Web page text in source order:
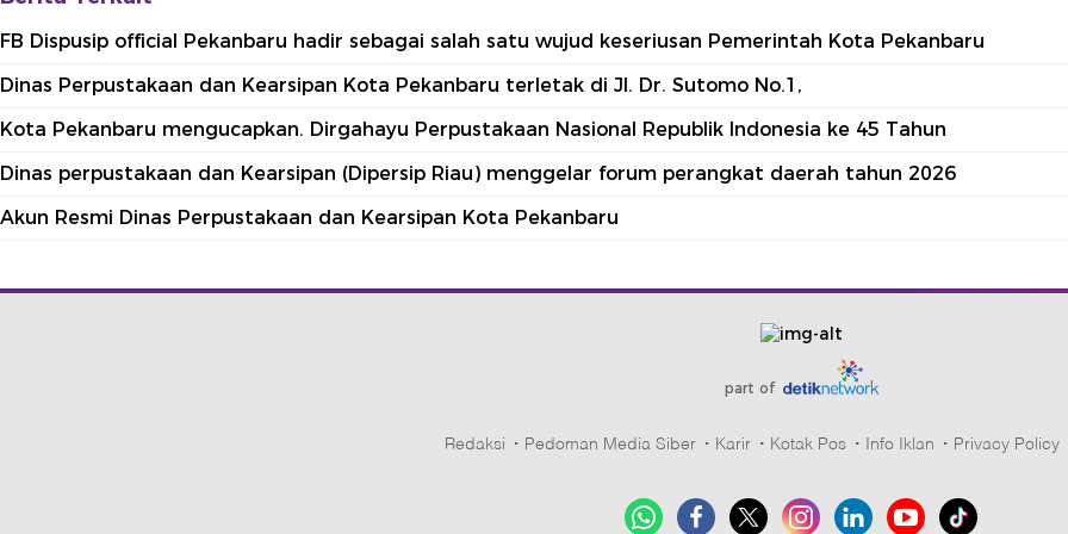
FB Dispusip official Pekanbaru hadir sebagai salah satu wujud keseriusan Pemerintah Kota Pekanbaru
Dinas Perpustakaan dan Kearsipan Kota Pekanbaru terletak di Jl. Dr. Sutomo No.1,
Kota Pekanbaru mengucapkan. Dirgahayu Perpustakaan Nasional Republik Indonesia ke 45 Tahun
Dinas perpustakaan dan Kearsipan (Dipersip Riau) menggelar forum perangkat daerah tahun 2026
Akun Resmi Dinas Perpustakaan dan Kearsipan Kota Pekanbaru
part of
Redaksi Pedoman Media Siber Karir Kotak Pos Info Iklan Privacy Policy